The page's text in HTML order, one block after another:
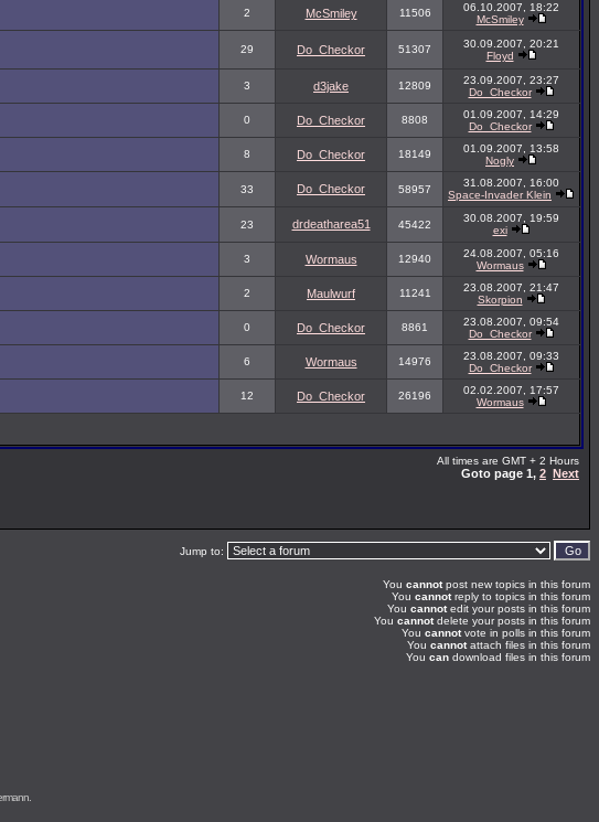
2 McSmiley 11506
06.10.2007, 18:22
McSmiley
29 Do_Checkor 51307
30.09.2007, 20:21
Floyd
3 d3jake 12809
23.09.2007, 23:27
Do_Checkor
0 Do_Checkor 8808
01.09.2007, 14:29
Do_Checkor
8 Do_Checkor 18149
01.09.2007, 13:58
Nogly
33 Do_Checkor 58957
31.08.2007, 16:00
Space-Invader Klein
23 drdeatharea51 45422
30.08.2007, 19:59
exi
3 Wormaus 12940
24.08.2007, 05:16
Wormaus
2 Maulwurf 11241
23.08.2007, 21:47
Skorpion
0 Do_Checkor 8861
23.08.2007, 09:54
Do_Checkor
6 Wormaus 14976
23.08.2007, 09:33
Do_Checkor
12 Do_Checkor 26196
02.02.2007, 17:57
Wormaus
All times are GMT + 2 Hours
Goto page 1, 2 Next
Jump to:
You cannotpost new topics in this forum
You cannotreply to topics in this forum
You cannotedit your posts in this forum
You cannotdelete your posts in this forum
You cannotvote in polls in this forum
You cannotattach files in this forum
You can download files in this forum